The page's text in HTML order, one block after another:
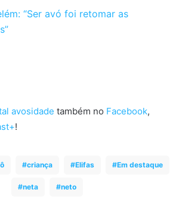
“Ser avó foi retomar as
avosidade também no Facebook,
!
criança Elifas Em destaque
neta neto